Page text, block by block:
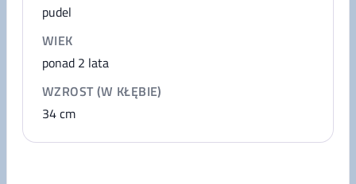
pudel
WIEK
ponad 2 lata
WZROST (W KŁĘBIE)
34cm